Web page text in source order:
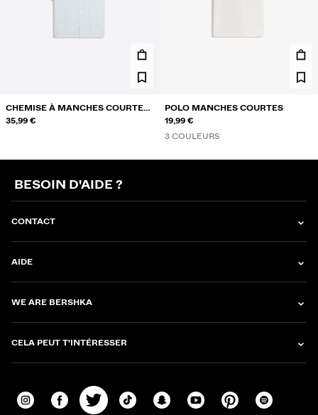
CHEMISE À MANCHES COURTES
BOXY FIT BRODÉE
35,99 €
POLO MANCHES COURTES
19,99 €
3 COULEURS
BESOIN D'AIDE ?
CONTACT
AIDE
WE ARE BERSHKA
CELA PEUT T'INTÉRESSER